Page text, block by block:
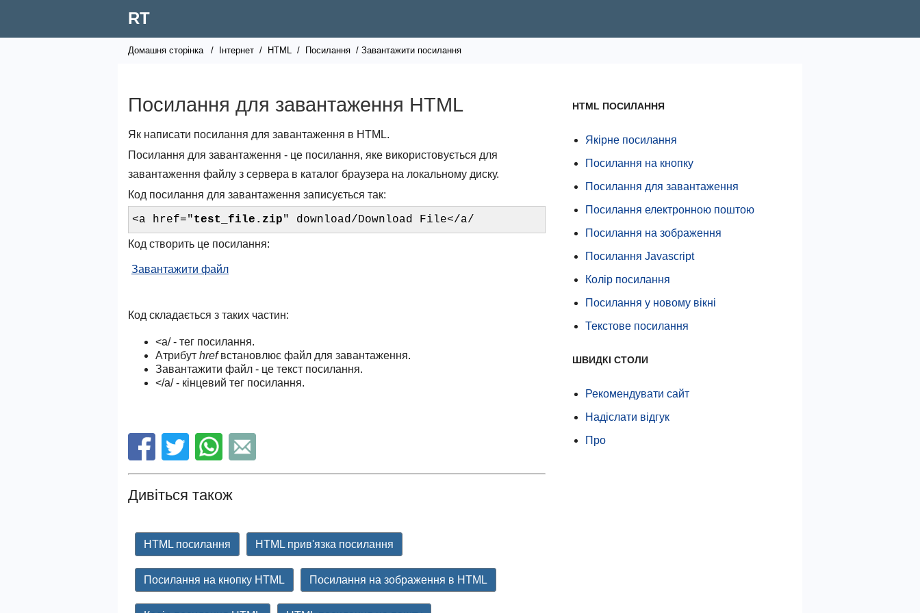
RT
Домашня сторінка / Інтернет / HTML / Посилання / Завантажити посилання
Посилання для завантаження HTML
Як написати посилання для завантаження в HTML.
Посилання для завантаження - це посилання, яке використовується для
завантаження файлу з сервера в каталог браузера на локальному диску.
Код посилання для завантаження записується так:
<a href="test_file.zip" download/Download File</a/
Код створить це посилання:
Завантажити файл
Код складається з таких частин:
<a/ - тег посилання.
Атрибут hrefвстановлює файл для завантаження.
Завантажити файл - це текст посилання.
</a/ - кінцевий тег посилання.
Дивіться також
HTML посилання HTML прив'язка посилання
Посилання на кнопку HTML Посилання на зображення в HTML
HTML ПОСИЛАННЯ
Якірне посилання
Посилання на кнопку
Посилання для завантаження
Посилання електронною поштою
Посилання на зображення
Посилання Javascript
Колір посилання
Посилання у новому вікні
Текстове посилання
ШВИДКІ СТОЛИ
Рекомендувати сайт
Надіслати відгук
Про